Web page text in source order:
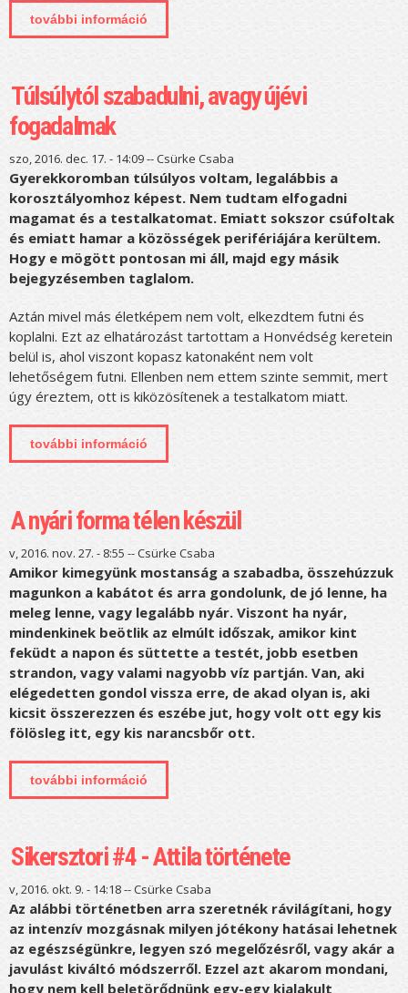
további információ
számíts az edzéseimen tartalommal
Túlsúlytól szabadulni, avagy újévi
fogadalmak
szo, 2016. dec. 17. - 14:09 --Csürke Csaba
Gyerekkoromban túlsúlyos voltam, legalábbis a
korosztályomhoz képest. Nem tudtam elfogadni
magamat és a testalkatomat. Emiatt sokszor csúfoltak
és emiatt hamar a közösségek perifériájára kerültem.
Hogy e mögött pontosan mi áll, majd egy másik
bejegyzésemben taglalom.
Aztán mivel más életképem nem volt, elkezdtem futni és
koplalni. Ezt az elhatározást tartottam a Honvédség keretein
belül is, ahol viszont kopasz katonaként nem volt
lehetőségem futni. Ellenben nem ettem szinte semmit, mert
úgy éreztem, ott is kiközösítenek a testalkatom miatt.
további információ
fogadalmak tartalommal kapcsolatosan
A nyári forma télen készül
v, 2016. nov. 27. - 8:55 --Csürke Csaba
Amikor kimegyünk mostanság a szabadba, összehúzzuk
magunkon a kabátot és arra gondolunk, de jó lenne, ha
meleg lenne, vagy legalább nyár. Viszont ha nyár,
mindenkinek beötlik az elmúlt időszak, amikor kint
feküdt a napon és süttette a testét, jobb esetben
strandon, vagy valami nagyobb víz partján. Van, aki
elégedetten gondol vissza erre, de akad olyan is, aki
kicsit összerezzen és eszébe jut, hogy volt ott egy kis
fölösleg itt, egy kis narancsbőr ott.
további információ
kapcsolatosan
Sikersztori #4 - Attila története
v, 2016. okt. 9. - 14:18 --Csürke Csaba
Az alábbi történetben arra szeretnék rávilágítani, hogy
az intenzív mozgásnak milyen jótékony hatásai lehetnek
az egészségünkre, legyen szó megelőzésről, vagy akár a
javulást kiváltó módszerről. Ezzel azt akarom mondani,
hogy nem kell beletörődnünk egy-egy kialakult